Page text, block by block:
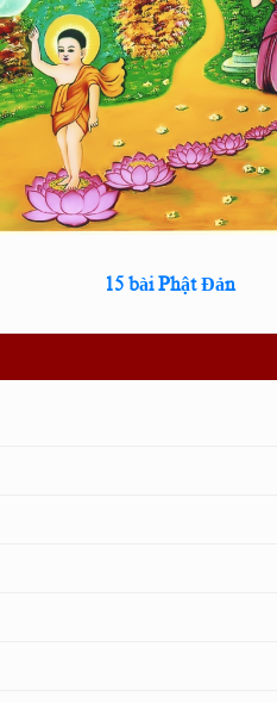
15 bài Phật Đản